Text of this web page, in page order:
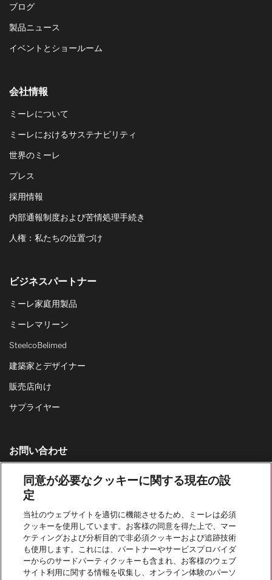
ブログ
製品ニュース
イベントとショールーム
会社情報
ミーレについて
ミーレにおけるサステナビリティ
世界のミーレ
プレス
採用情報
内部通報制度および苦情処理手続き
人権：私たちの位置づけ
ビジネスパートナー
ミーレ家庭用製品
ミーレマリーン
SteelcoBelimed
建築家とデザイナー
販売店向け
サプライヤー
お問い合わせ
お問い合わせ一覧
家庭用製品の営業窓口
カスタマーサービス
0120-310-647
同意が必要なクッキーに関する現在の設
定
当社のウェブサイトを適切に機能させるため、ミーレは必須
クッキーを使用しています。お客様の同意を得た上で、マー
ケティングおよび分析目的で非必須クッキーおよび追跡技術
も使用します。これには、パートナーやサービスプロバイダ
ーからのサードパーティクッキーも含まれ、お客様のウェブ
サイト利用に関する情報を収集し、オンライン体験のパーソ